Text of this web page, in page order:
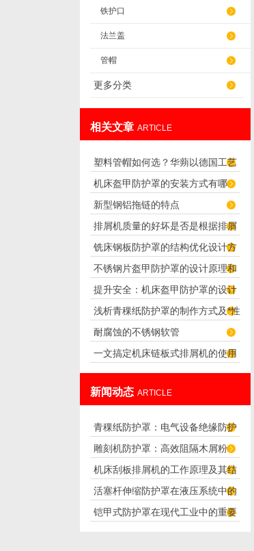
铁护口
法兰盖
管帽
更多分类
相关文章 ARTICLE
塑料管帽如何选？华蒴以德国工艺
打造管道“精密封口”
机床盔甲防护罩的安装方式有哪
些？
新型钢铝拖链的特点
排屑机质量的好坏是否是根据排屑
量来判断的？
铣床钢板防护罩的结构优化设计方
案
不锈钢片盔甲防护罩的设计原理和
应用
提升安全：机床盔甲防护罩的设计
原理解析
浅析青稞纸防护罩的制作方式及*性
耐腐蚀的不锈钢软管
一文搞定机床链板式排屑机的使用
新闻动态 ARTICLE
青稞纸防护罩：电气设备绝缘防护
专用方案
雕刻机防护罩：高效阻隔木屑粉
尘，守护设备精度与安全
机床刮板排屑机的工作原理及其结
构分析
活塞杆伸缩防护罩在液压系统中的
应用
铠甲式防护罩在现代工业中的重要